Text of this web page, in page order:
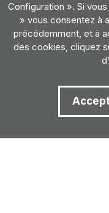
Configuration ». Si
» vous consentez à
précédemment, et à
des cookies, cliquez